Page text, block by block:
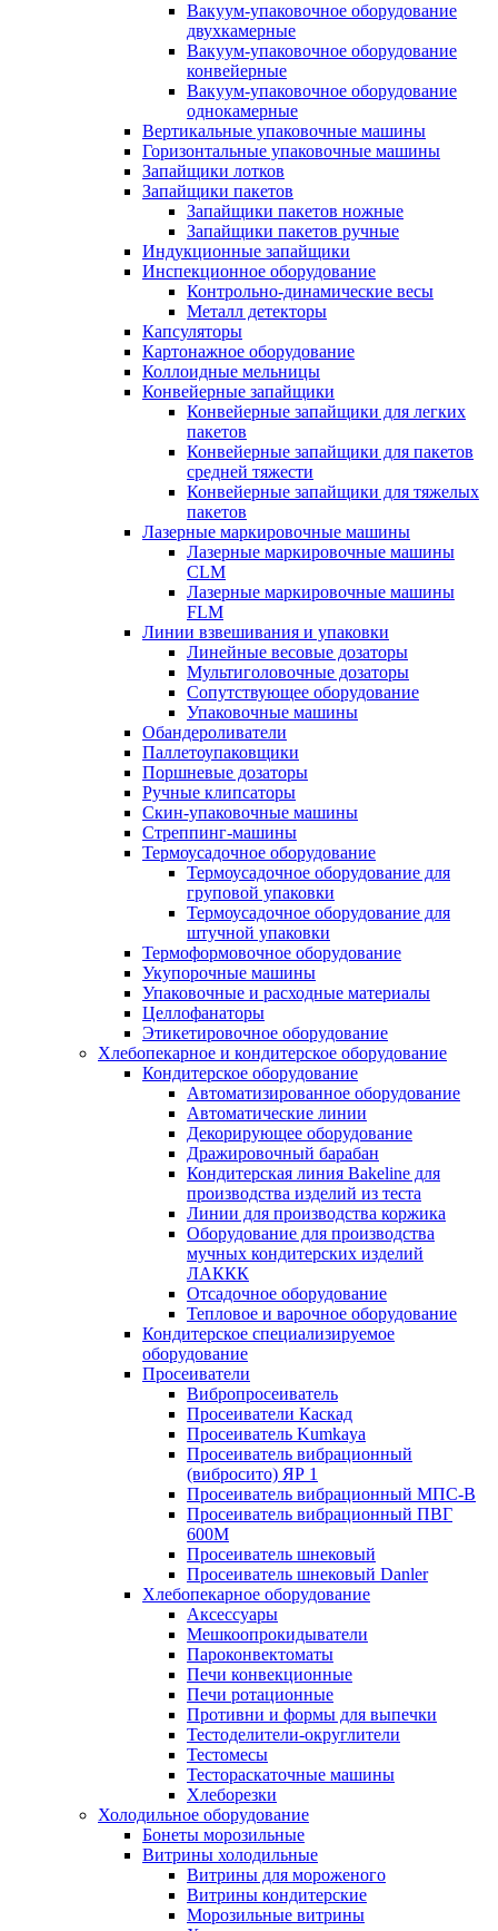
Вакуум-упаковочное оборудование
двухкамерные
Вакуум-упаковочное оборудование
конвейерные
Вакуум-упаковочное оборудование
однокамерные
Вертикальные упаковочные машины
Горизонтальные упаковочные машины
Запайщики лотков
Запайщики пакетов
Запайщики пакетов ножные
Запайщики пакетов ручные
Индукционные запайщики
Инспекционное оборудование
Контрольно-динамические весы
Металл детекторы
Капсуляторы
Картонажное оборудование
Коллоидные мельницы
Конвейерные запайщики
Конвейерные запайщики для легких
пакетов
Конвейерные запайщики для пакетов
средней тяжести
Конвейерные запайщики для тяжелых
пакетов
Лазерные маркировочные машины
Лазерные маркировочные машины
CLM
Лазерные маркировочные машины
FLM
Линии взвешивания и упаковки
Линейные весовые дозаторы
Мультиголовочные дозаторы
Сопутствующее оборудование
Упаковочные машины
Обандероливатели
Паллетоупаковщики
Поршневые дозаторы
Ручные клипсаторы
Скин-упаковочные машины
Стреппинг-машины
Термоусадочное оборудование
Термоусадочное оборудование для
груповой упаковки
Термоусадочное оборудование для
штучной упаковки
Термоформовочное оборудование
Укупорочные машины
Упаковочные и расходные материалы
Целлофанаторы
Этикетировочное оборудование
Хлебопекарное и кондитерское оборудование
Кондитерское оборудование
Автоматизированное оборудование
Автоматические линии
Декорирующее оборудование
Дражировочный барабан
Кондитерская линия Bakeline для
производства изделий из теста
Линии для производства коржика
Оборудование для производства
мучных кондитерских изделий
ЛАККК
Отсадочное оборудование
Тепловое и варочное оборудование
Кондитерское специализируемое
оборудование
Просеиватели
Вибропросеиватель
Просеиватели Каскад
Просеиватель Kumkaya
Просеиватель вибрационный
(вибросито) ЯР 1
Просеиватель вибрационный МПС-В
Просеиватель вибрационный ПВГ
600М
Просеиватель шнековый
Просеиватель шнековый Danler
Хлебопекарное оборудование
Аксессуары
Мешкоопрокидыватели
Пароконвектоматы
Печи конвекционные
Печи ротационные
Противни и формы для выпечки
Тестоделители-округлители
Тестомесы
Тестораскаточные машины
Хлеборезки
Холодильное оборудование
Бонеты морозильные
Витрины холодильные
Витрины для мороженого
Витрины кондитерские
Морозильные витрины